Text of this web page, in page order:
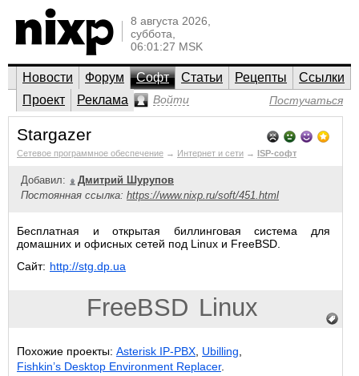
8 августа 2026,
суббота,
06:01:27 MSK
Новости Форум Софт Статьи Рецепты
Ссылки
Проект
Реклама Войти Постучаться
Stargazer
Сетевое программное обеспечение → Интернет и сети → ISP-софт
Добавил:
Дмитрий Шурупов
Постоянная ссылка: https://www.nixp.ru/soft/451.html
Бесплатная и открытая биллинговая система для
домашних и офисных сетей под Linux и FreeBSD.
Сайт: http://stg.dp.ua
FreeBSD Linux
Похожие проекты: Asterisk IP-PBX Ubilling
Fishkin’s Desktop Environment Replacer.